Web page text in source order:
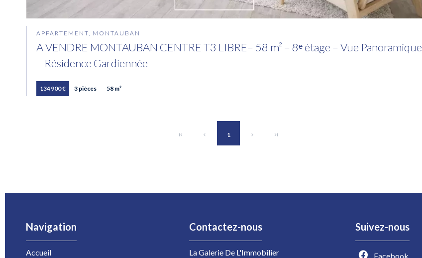
APPARTEMENT, MONTAUBAN
A VENDRE MONTAUBAN CENTRE T3 LIBRE– 58 m² – 8ᵉ étage – Vue Panoramique
– Résidence Gardiennée
134 900 € 3 pièces 58 m²
1
Navigation
Accueil
Contactez-nous
La Galerie De L'Immobilier
Suivez-nous
Facebook